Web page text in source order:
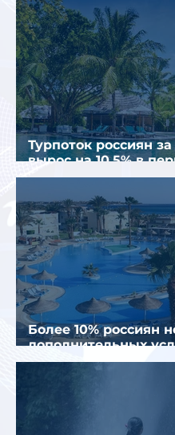
Турпоток россиян
вырос на 10,5% в
полугодии 2026 года
Более 10% россиян
дополнительных
отелях